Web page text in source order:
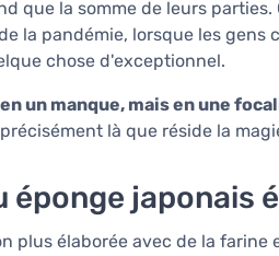
que la somme de leurs
la pandémie, lorsque les gens
chose d'exceptionnel.
un manque, mais en une
là que réside la
éponge japonais
plus élaborée avec de la